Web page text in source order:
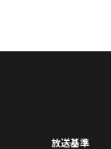
放送基準